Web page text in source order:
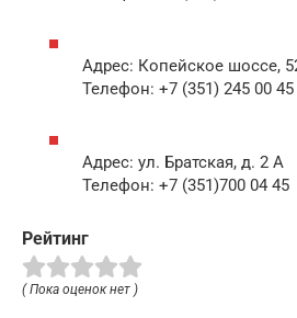
Адрес: Копейское шоссе,
Телефон: +7 (351) 245 00 45
Адрес: ул. Братская, д. 2 А
Телефон: +7 (351)700 04 45
Рейтинг
( Пока оценок нет )